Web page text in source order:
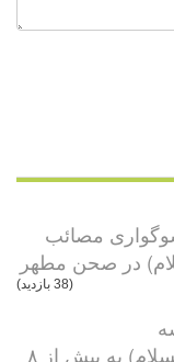
مصائب
در صحن مطهر
(38 بازدید)
فیض‌الزهرا(علیهاالسلام) به بیش از ۸